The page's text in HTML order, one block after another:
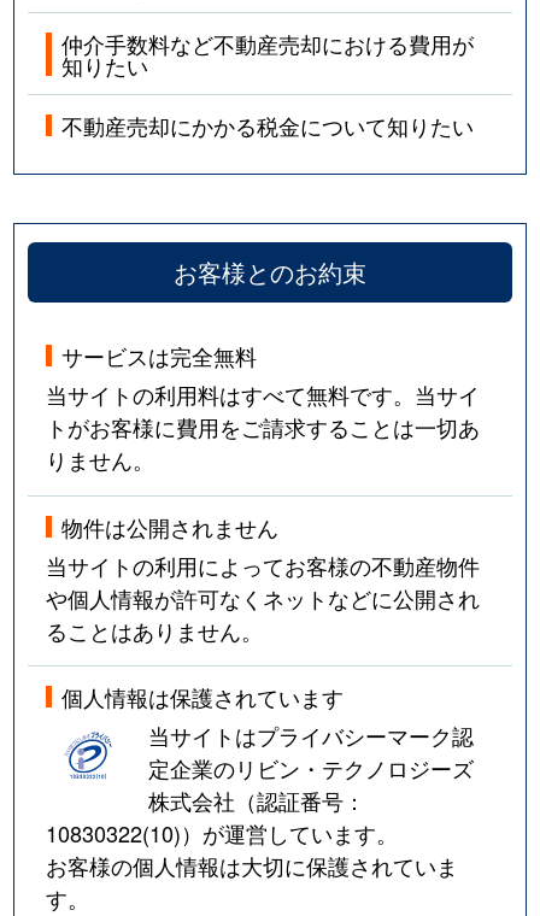
仲介手数料など不動産売却における費用が
知りたい
不動産売却にかかる税金について知りたい
お客様とのお約束
サービスは完全無料
当サイトの利用料はすべて無料です。当サイ
トがお客様に費用をご請求することは一切あ
りません。
物件は公開されません
当サイトの利用によってお客様の不動産物件
や個人情報が許可なくネットなどに公開され
ることはありません。
個人情報は保護されています
当サイトはプライバシーマーク認
定企業のリビン・テクノロジーズ
株式会社（認証番号：
10830322(10)）が運営しています。
お客様の個人情報は大切に保護されていま
す。